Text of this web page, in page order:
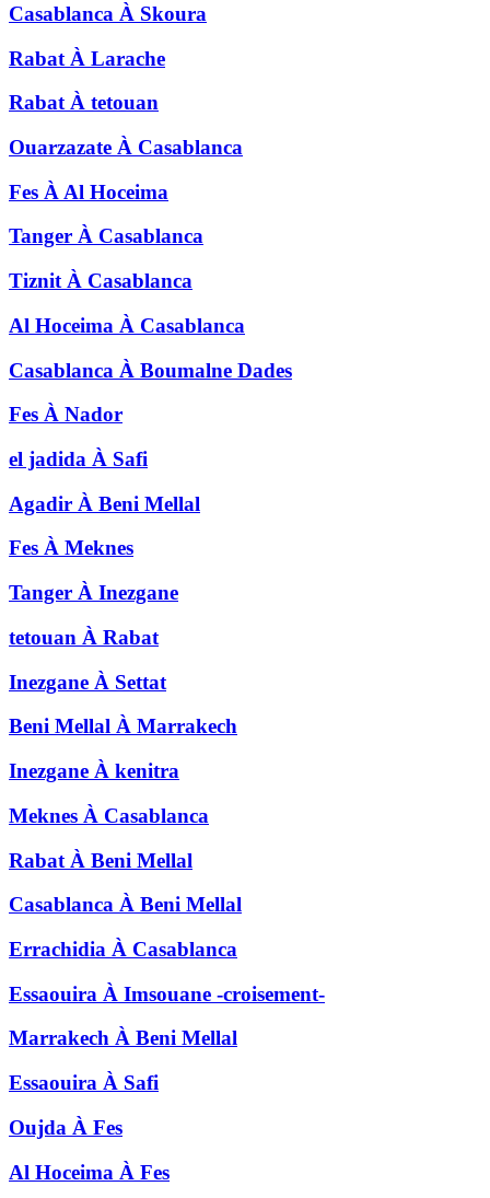
Casablanca À Skoura
Rabat À Larache
Rabat À tetouan
Ouarzazate À Casablanca
Fes À Al Hoceima
Tanger À Casablanca
Tiznit À Casablanca
Al Hoceima À Casablanca
Casablanca À Boumalne Dades
Fes À Nador
el jadida À Safi
Agadir À Beni Mellal
Fes À Meknes
Tanger À Inezgane
tetouan À Rabat
Inezgane À Settat
Beni Mellal À Marrakech
Inezgane À kenitra
Meknes À Casablanca
Rabat À Beni Mellal
Casablanca À Beni Mellal
Errachidia À Casablanca
Essaouira À Imsouane -croisement-
Marrakech À Beni Mellal
Essaouira À Safi
Oujda À Fes
Al Hoceima À Fes